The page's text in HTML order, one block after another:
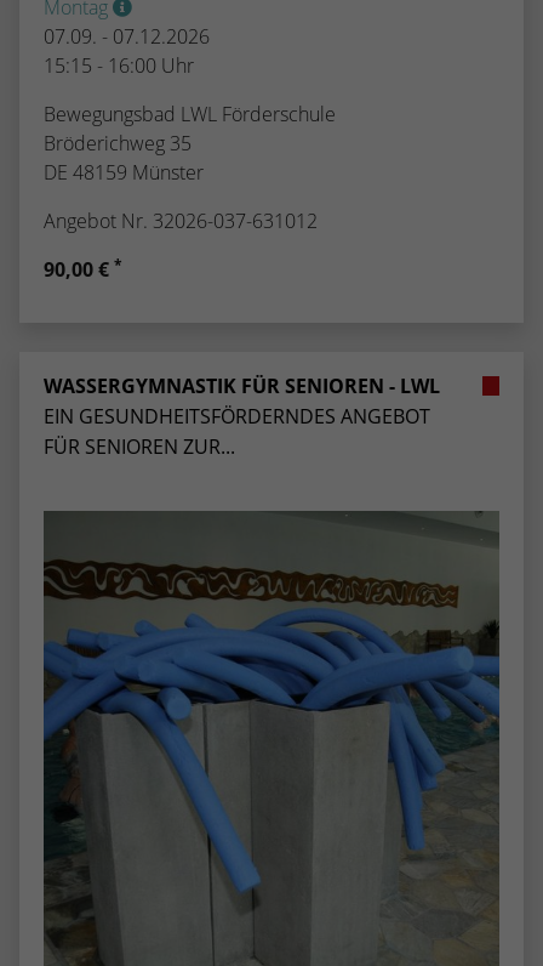
Montag
07.09. - 07.12.2026
15:15 - 16:00 Uhr
Bewegungsbad LWL Förderschule
Bröderichweg 35
DE 48159 Münster
Angebot Nr. 32026-037-631012
90,00 € *
WASSERGYMNASTIK FÜR SENIOREN - LWL
EIN GESUNDHEITSFÖRDERNDES ANGEBOT
FÜR SENIOREN ZUR...